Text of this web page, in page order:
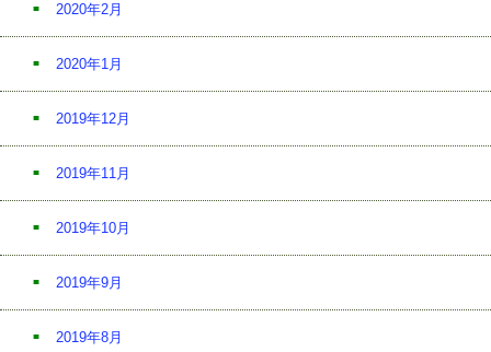
2020年2月
2020年1月
2019年12月
2019年11月
2019年10月
2019年9月
2019年8月